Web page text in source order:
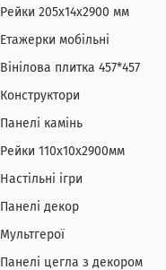
Рейки 205х14х2900 мм
Етажерки мобільні
Вінілова плитка 457*457
Конструктори
Панелі камінь
Рейки 110х10х2900мм
Настільні ігри
Панелі декор
Мультгерої
Панелі цегла з декором